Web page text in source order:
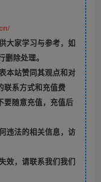
大家学习与参考，如
除处理。
本站赞同其观点和对
联系方式和充值费
要随意充值，充值后
违法的相关信息，访
效，请联系我们我们